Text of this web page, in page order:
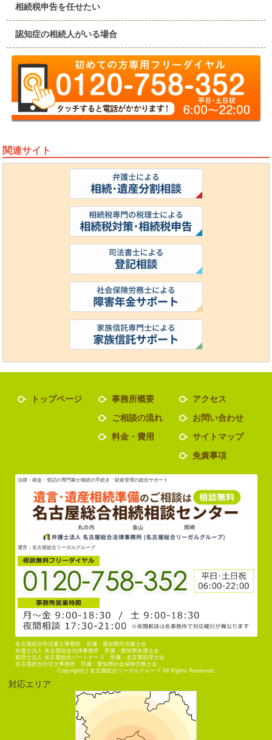
相続税申告を任せたい
認知症の相続人がいる場合
関連サイト
トップページ
事務所概要
ご相談の流れ
料金・費用
アクセス
お問い合わせ
サイトマップ
免責事項
法律・税金・登記の専門家が相続の手続き・財産管理の総合サポート
運営：名古屋総合リーガルグループ
名古屋総合司法書士事務所 所属：愛知県司法書士会
弁護士法人 名古屋総合法律事務所 所属：愛知県弁護士会
税理士法人 名古屋総合パートナーズ 所属：名古屋税理士会
名古屋総合社労士事務所 所属：愛知県社会保険労務士会
Copyright(c) 名古屋総合リーガルグループ All Rights Reserved.
対応エリア